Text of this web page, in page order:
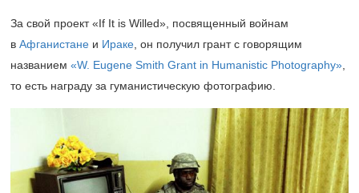
За свой проект «If It is Willed», посвященный войнам
в Афганистане и Ираке , он получил грант с говорящим
названием «W. Eugene Smith Grant in Humanistic Photography»
то есть награду за гуманистическую фотографию.